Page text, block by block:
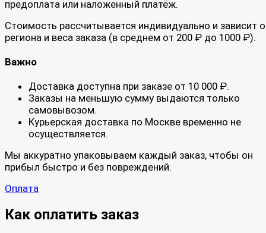
предоплата или наложенный платёж.
Стоимость рассчитывается индивидуально и зависит
региона и веса заказа (в среднем от 200 ₽ до 1000 ₽).
Важно
Доставка доступна при заказе от 10 000 ₽.
Заказы на меньшую сумму выдаются только
самовывозом.
Курьерская доставка по Москве временно не
осуществляется.
Мы аккуратно упаковываем каждый заказ, чтобы он
прибыл быстро и без повреждений.
Оплата
Как оплатить заказ